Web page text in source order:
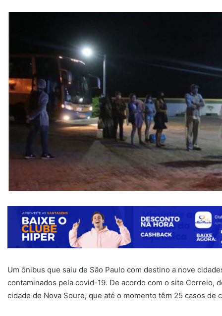
Um ônibus que saiu de São Paulo com destino a nove
contaminados pela covid-19. De acordo com o site Correio,
cidade de Nova Soure, que até o momento têm 25 casos de